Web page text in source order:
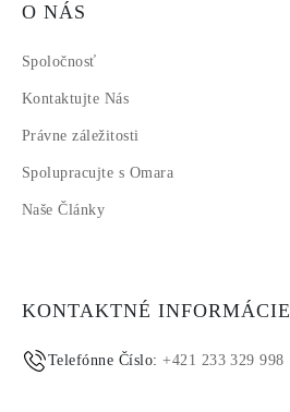
O NÁS
Spoločnosť
Kontaktujte Nás
Právne záležitosti
Spolupracujte s Omara
Naše Články
KONTAKTNÉ INFORMÁCIE
Telefónne Číslo:+421 233 329 998